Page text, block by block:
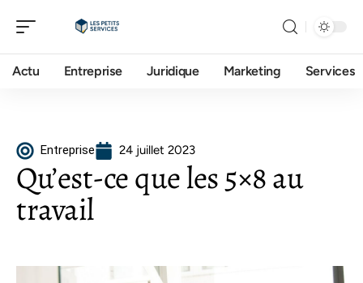
Actu Entreprise Juridique Marketing Services
Entreprise 24 juillet 2023
Qu’est-ce que les 5×8 au
travail